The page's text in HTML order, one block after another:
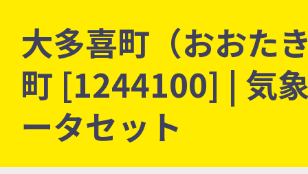
大多喜町（おおた
町 [1244100] | 気
ータセット